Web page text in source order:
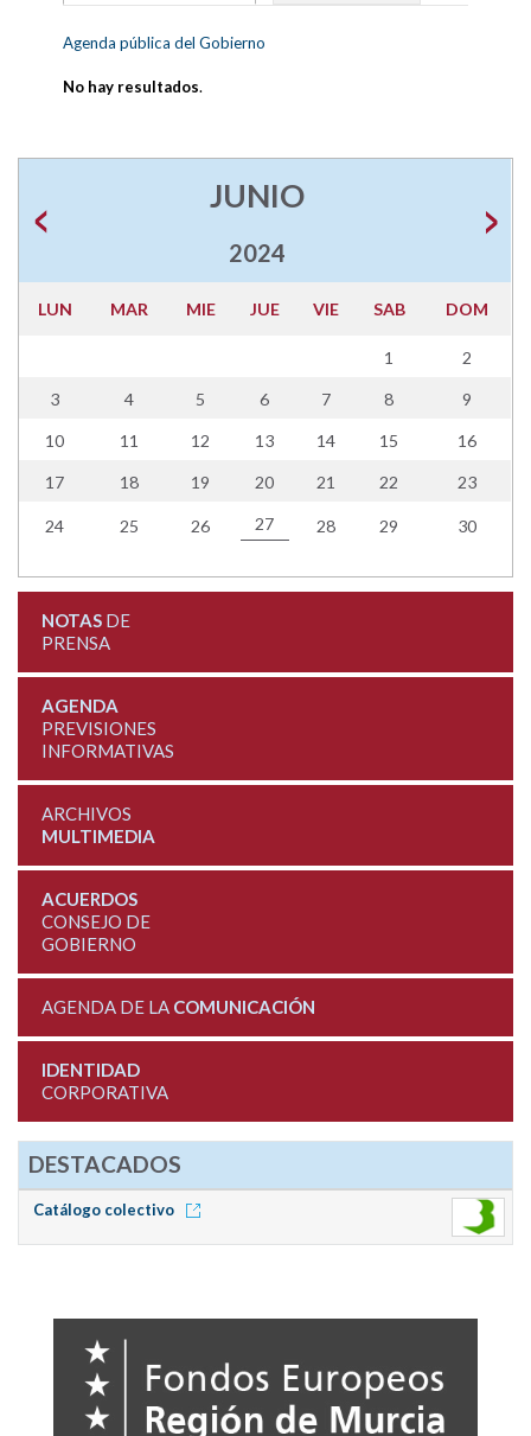
Agenda pública del Gobierno
No hay resultados.
JUNIO
2024
LUN MAR MIE JUE VIE SAB DOM
1 2
3 4 5 6 7 8 9
10 11 12 13 14 15 16
17 18 19 20 21 22 23
24 25 26 27 28 29 30
NOTASDE
PRENSA
AGENDA
PREVISIONES
INFORMATIVAS
ARCHIVOS
MULTIMEDIA
ACUERDOS
CONSEJO DE
GOBIERNO
AGENDA DE LA COMUNICACIÓN
IDENTIDAD
CORPORATIVA
DESTACADOS
Catálogo colectivo